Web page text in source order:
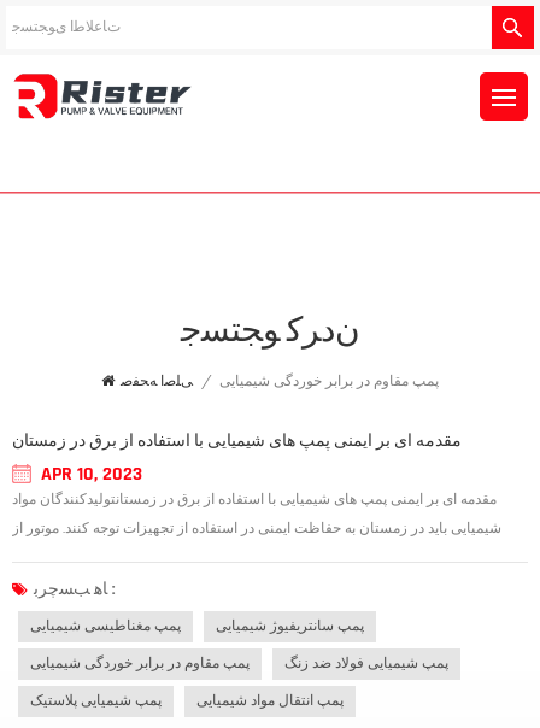
ﻥﺩﺮﮐ ﻮﺠﺘﺴﺟ
ﯽﻠﺻﺍ ﻪﺤﻔﺻ / پمپ مقاوم در برابر خوردگی شیمیایی
مقدمه ای بر ایمنی پمپ های شیمیایی با استفاده از برق در زمستان
APR 10, 2023
مقدمه ای بر ایمنی پمپ های شیمیایی با استفاده از برق در زمستانتولیدکنندگان مواد
شیمیایی باید در زمستان به حفاظت ایمنی در استفاده از تجهیزات توجه کنند. موتور از
ﺎﻫ ﺐﺴﭼﺮﺑ :
پمپ مغناطیسی شیمیایی پمپ سانتریفیوژ شیمیایی
پمپ مقاوم در برابر خوردگی شیمیایی پمپ شیمیایی فولاد ضد زنگ
پمپ شیمیایی پلاستیک پمپ انتقال مواد شیمیایی